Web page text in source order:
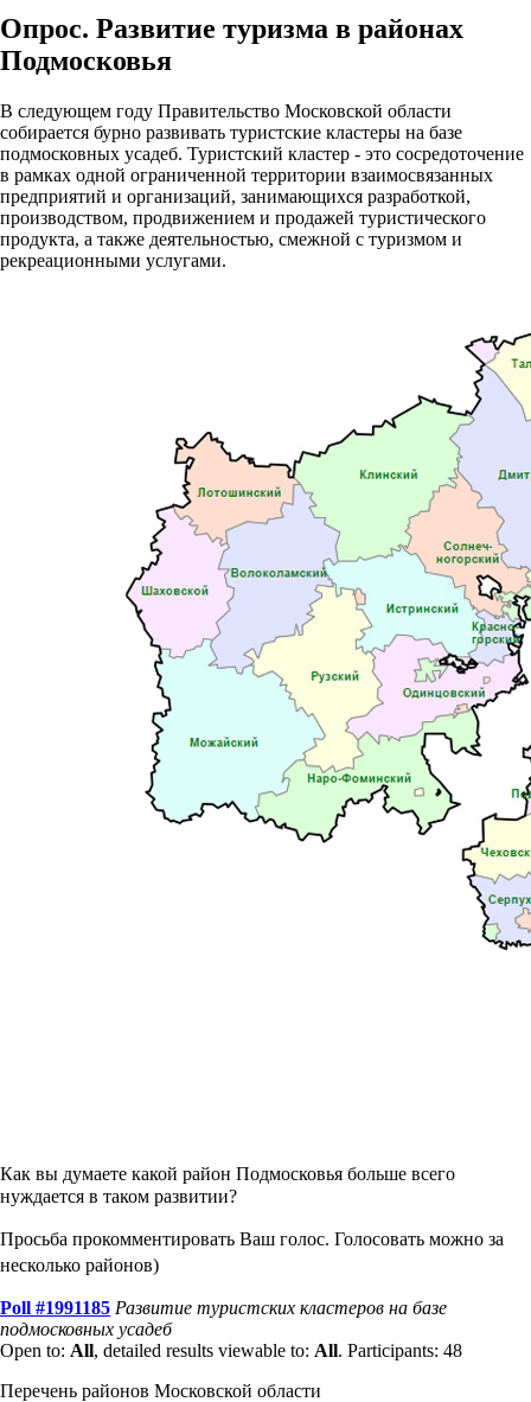
Опрос. Развитие туризма в районах
Подмосковья
В следующем году Правительство Московской области
собирается бурно развивать туристские кластеры на базе
подмосковных усадеб. Туристский кластер - это сосредоточение
в рамках одной ограниченной территории взаимосвязанных
предприятий и организаций, занимающихся разработкой,
производством, продвижением и продажей туристического
продукта, а также деятельностью, смежной с туризмом и
рекреационными услугами.
Как вы думаете какой район Подмосковья больше всего
нуждается в таком развитии?
Просьба прокомментировать Ваш голос. Голосовать можно за
несколько районов)
Poll #1991185 Развитие туристских кластеров на базе
подмосковных усадеб
Open to: All, detailed results viewable to: All. Participants: 48
Перечень районов Московской области